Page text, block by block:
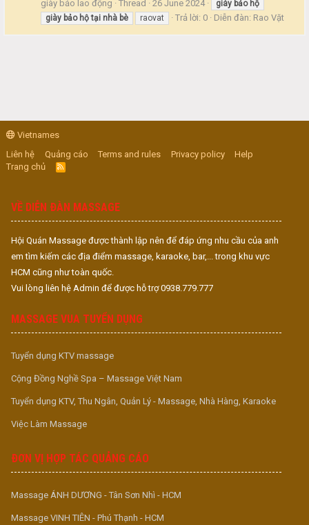
giày bảo lao động
Thread 26 June 2024 giày bảo hộ
giày bảo hộ tại nhà bè raovat Trả lời: 0 Diễn đàn: Rao Vặt
Vietnames
Liên hệ
Quảng cáo Terms and rules Privacy policy
Help
Trang chủ
R
S
VỀ DIỄN ĐÀN MASSAGE
Hội Quán Massage được thành lập nên để đáp ứng nhu cầu của anh
em tìm kiếm các địa điểm massage, karaoke, bar,... trong khu vực
HCM cũng như toàn quốc.
Vui lòng liên hệ Admin để được hỗ trợ 0938.779.777
MASSAGE VUA TUYỂN DỤNG
Tuyển dụng KTV massage
Cộng Đồng Nghề Spa – Massage Việt Nam
Tuyển dụng KTV, Thu Ngân, Quản Lý - Massage, Nhà Hàng, Karaoke
Việc Làm Massage
ĐƠN VỊ HỢP TÁC QUẢNG CÁO
Massage ÁNH DƯƠNG - Tân Sơn Nhì - HCM
Massage VINH TIÊN - Phú Thạnh - HCM